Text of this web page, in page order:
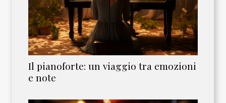
Il pianoforte: un viaggio tra emozioni
e note